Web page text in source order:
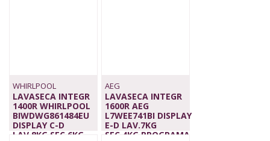
WHIRLPOOL
LAVASECA INTEGR
1400R WHIRLPOOL
BIWDWG861484EU
DISPLAY C-D
LAV.8KG SEC.6KG
AEG
LAVASECA INTEGR
1600R AEG
L7WEE741BI DISPLAY
E-D LAV.7KG
SEC.4KG PROGRAMA